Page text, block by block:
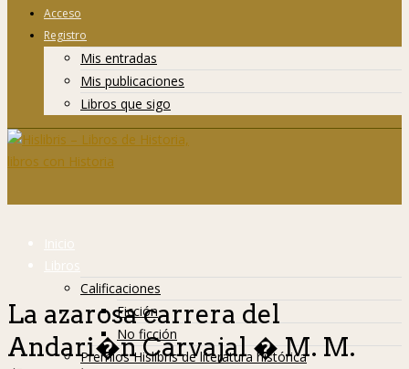
Acceso
Registro
Mis entradas
Mis publicaciones
Libros que sigo
Inicio
Libros
Calificaciones
Ficción
No ficción
Premios Hislibris de literatura histórica
La azarosa carrera del
Andari�n Carvajal � M. M.